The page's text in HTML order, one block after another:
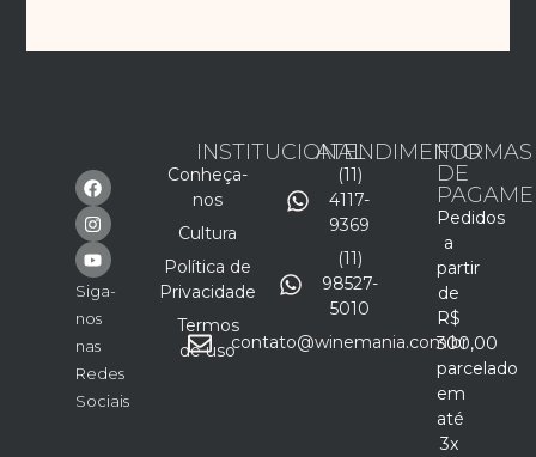
Siga-
nos
nas
Redes
Sociais
INSTITUCIONAL
Conheça-
nos
Cultura
Política de
Privacidade
Termos
de uso
ATENDIMENTO
(11)
4117-
9369
(11)
98527-
5010
contato@winemania.com.br
FORMAS
DE
Pedidos
a
partir
de
R$
300,00
parcelado
em
até
3x